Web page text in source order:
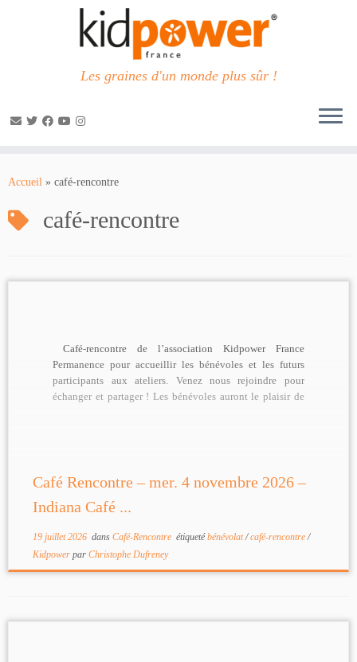
Les graines d'un monde plus sûr !
Accueil » café-rencontre
café-rencontre
Café-rencontre de l’association Kidpower France
Permanence pour accueillir les bénévoles et les futurs
participants aux ateliers. Venez nous rejoindre pour
échanger et partager ! Les bénévoles auront le plaisir de
Café Rencontre – mer. 4 novembre 2026 –
Indiana Café ...
19 juillet 2026dans Café-Rencontre étiquetébénévolat/café-rencontre/
Kidpower par Christophe Dufreney